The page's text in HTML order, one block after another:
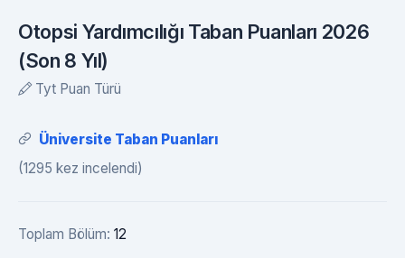
Otopsi Yardımcılığı Taban Puanları 2026
(Son 8 Yıl)
Tyt Puan Türü
Üniversite Taban Puanları
(1295 kez incelendi)
Toplam Bölüm: 12